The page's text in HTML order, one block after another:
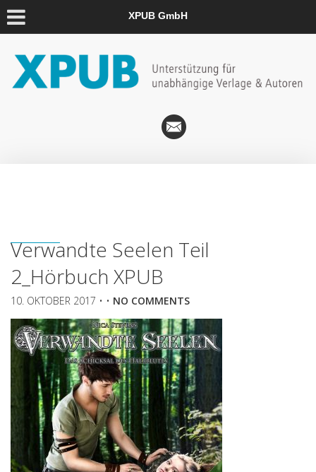
XPUB GmbH
Verwandte Seelen Teil
2_Hörbuch XPUB
10. OKTOBER 2017 • • NO COMMENTS